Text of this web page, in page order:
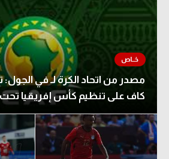
مصدر من اتحاد الكرة لـ في الجول:
كاف على تنظيم كأس إفريقيا تحت 23 عاما